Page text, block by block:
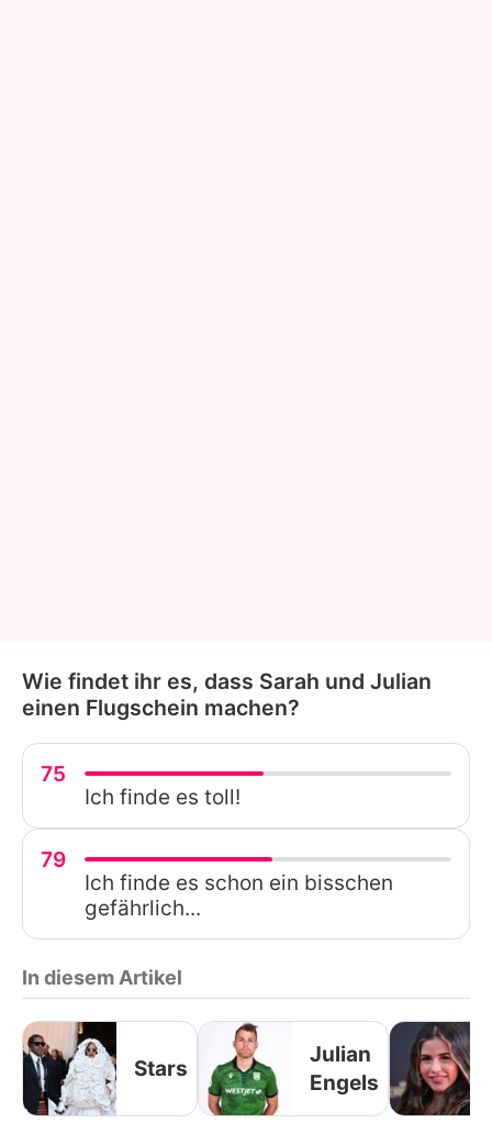
Wie findet ihr es, dass Sarah und Julian
einen Flugschein machen?
75
Ich finde es toll!
79
Ich finde es schon ein bisschen
gefährlich...
In diesem Artikel
Stars
Julian
Engels